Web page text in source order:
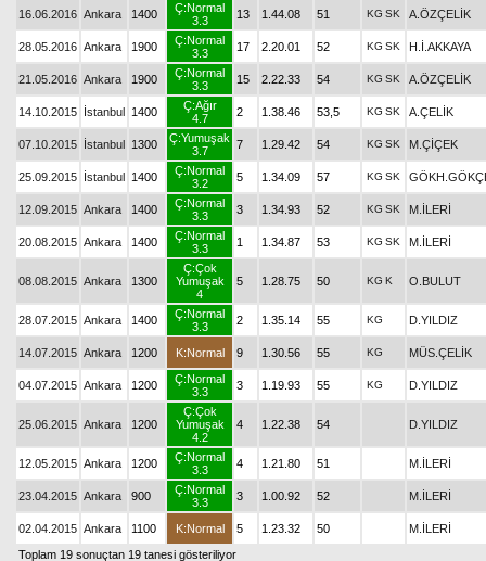
16.06.2016 Ankara 1400
Ç:Normal
3.3
13 1.44.08 51 KG SK A.ÖZÇELİK
28.05.2016 Ankara 1900
Ç:Normal
3.3
17 2.20.01 52 KG SK H.İ.AKKAYA
21.05.2016 Ankara 1900
Ç:Normal
3.3
15 2.22.33 54 KG SK A.ÖZÇELİK
14.10.2015 İstanbul 1400
Ç:Ağır
4.7
2 1.38.46 53,5 KG SK A.ÇELİK
07.10.2015 İstanbul 1300
Ç:Yumuşak
3.7
7 1.29.42 54 KG SK M.ÇİÇEK
25.09.2015 İstanbul 1400
Ç:Normal
3.2
5 1.34.09 57 KG SK
12.09.2015 Ankara 1400
Ç:Normal
3.3
3 1.34.93 52 KG SK M.İLERİ
20.08.2015 Ankara 1400
Ç:Normal
3.3
1 1.34.87 53 KG SK M.İLERİ
08.08.2015 Ankara 1300
Ç:Çok
Yumuşak
4
5 1.28.75 50 KG K O.BULUT
28.07.2015 Ankara 1400
Ç:Normal
3.3
2 1.35.14 55 KG D.YILDIZ
14.07.2015 Ankara 1200 K:Normal 9 1.30.56 55 KG MÜS.ÇELİK
04.07.2015 Ankara 1200
Ç:Normal
3.3
3 1.19.93 55 KG D.YILDIZ
25.06.2015 Ankara 1200
Ç:Çok
Yumuşak
4.2
4 1.22.38 54 D.YILDIZ
12.05.2015 Ankara 1200
Ç:Normal
3.3
4 1.21.80 51 M.İLERİ
23.04.2015 Ankara 900
Ç:Normal
3.3
3 1.00.92 52 M.İLERİ
02.04.2015 Ankara 1100 K:Normal 5 1.23.32 50
M.İLERİ
Toplam 19 sonuçtan 19 tanesi gösteriliyor